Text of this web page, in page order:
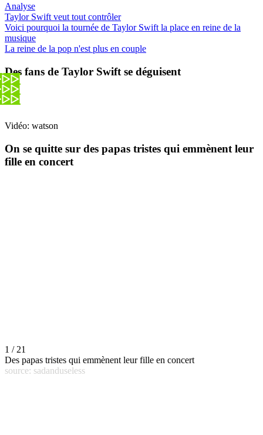
Analyse
Taylor Swift veut tout contrôler
Voici pourquoi la tournée de Taylor Swift la place en reine de la
musique
La reine de la pop n'est plus en couple
Des fans de Taylor Swift se déguisent
Vidéo: watson
On se quitte sur des papas tristes qui emmènent leur
fille en concert
1 / 21
Des papas tristes qui emmènent leur fille en concert
source: sadanduseless